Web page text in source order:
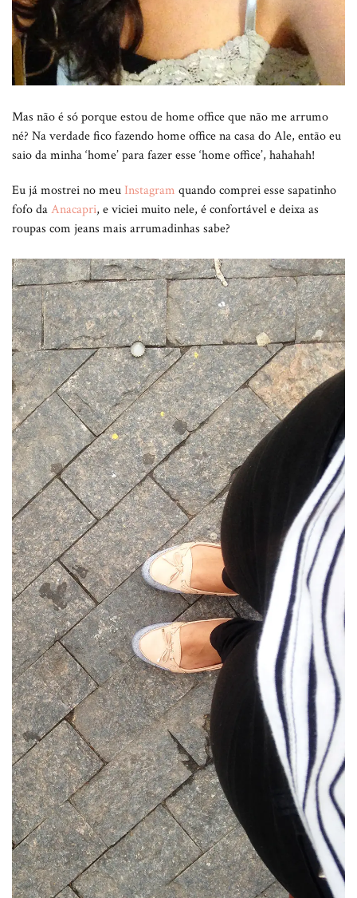
Mas não é só porque estou de home office que não me arrumo
né? Na verdade fico fazendo home office na casa do Ale, então eu
saio da minha ‘home’ para fazer esse ‘home office’, hahahah!
Eu já mostrei no meu Instagram quando comprei esse sapatinho
fofo daAnacapri, e viciei muito nele, é confortável e deixa as
roupas com jeans mais arrumadinhas sabe?